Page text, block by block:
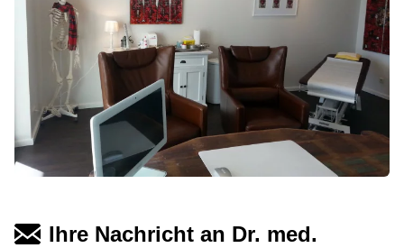
Ihre Nachricht an Dr. med.